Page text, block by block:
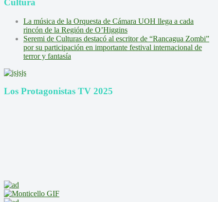
Cultura
La música de la Orquesta de Cámara UOH llega a cada
rincón de la Región de O’Higgins
Seremi de Culturas destacó al escritor de “Rancagua Zombi”
por su participación en importante festival internacional de
terror y fantasía
Los Protagonistas TV 2025